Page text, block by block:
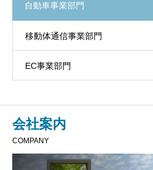
自動車事業部門
移動体通信事業部門
EC事業部門
会社案内
COMPANY